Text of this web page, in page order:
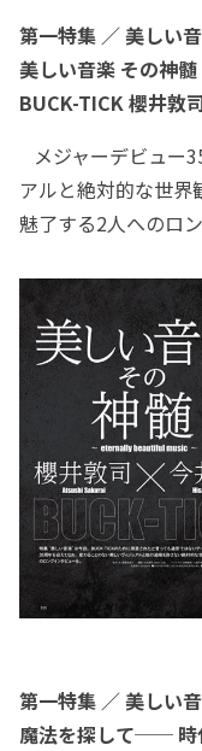
第一特集 ／ 美しい
美しい音楽 その神髄
BUCK-TICK 櫻井敦
メジャーデビュー
アルと絶対的な世界
魅了する2人へのロ
第一特集 ／ 美しい
魔法を探して── 時